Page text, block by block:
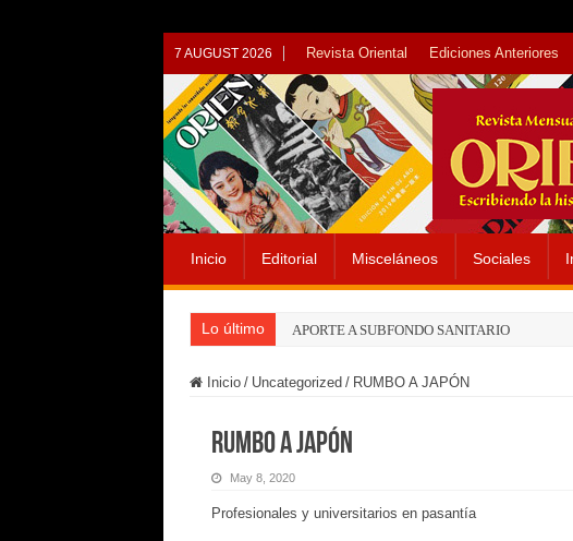
7 AUGUST 2026 Revista Oriental Ediciones Anteriores
Inicio Editorial Misceláneos Sociales
Lo último APORTE A SUBFONDO SANITARIO
Inicio / Uncategorized / RUMBO A JAPÓN
RUMBO A JAPÓN
May 8, 2020
Profesionales y universitarios en pasantía